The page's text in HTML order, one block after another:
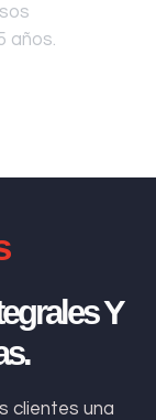
años.
Y
clientes una